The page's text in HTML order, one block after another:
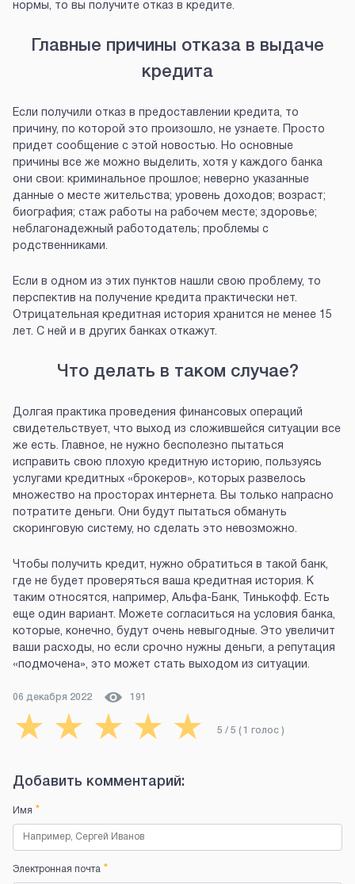
нормы, то вы получите отказ в кредите.
Главные причины отказа в выдаче
кредита
Если получили отказ в предоставлении кредита, то
причину, по которой это произошло, не узнаете. Просто
придет сообщение с этой новостью. Но основные
причины все же можно выделить, хотя у каждого банка
они свои: криминальное прошлое; неверно указанные
данные о месте жительства; уровень доходов; возраст;
биография; стаж работы на рабочем месте; здоровье;
неблагонадежный работодатель; проблемы с
родственниками.
Если в одном из этих пунктов нашли свою проблему, то
перспектив на получение кредита практически нет.
Отрицательная кредитная история хранится не менее 15
лет. С ней и в других банках откажут.
Что делать в таком случае?
Долгая практика проведения финансовых операций
свидетельствует, что выход из сложившейся ситуации все
же есть. Главное, не нужно бесполезно пытаться
исправить свою плохую кредитную историю, пользуясь
услугами кредитных «брокеров», которых развелось
множество на просторах интернета. Вы только напрасно
потратите деньги. Они будут пытаться обмануть
скоринговую систему, но сделать это невозможно.
Чтобы получить кредит, нужно обратиться в такой банк,
где не будет проверяться ваша кредитная история. К
таким относятся, например, Альфа-Банк, Тинькофф. Есть
еще один вариант. Можете согласиться на условия банка,
которые, конечно, будут очень невыгодные. Это увеличит
ваши расходы, но если срочно нужны деньги, а репутация
«подмочена», это может стать выходом из ситуации.
06 декабря 2022 191
★ ★ ★ ★ ★ 5 / 5 ( 1 голос )
Добавить комментарий:
Имя *
Электронная почта *